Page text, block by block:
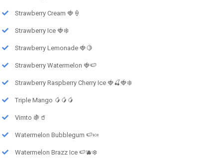
Strawberry Cream 🍓🍦
Strawberry Ice 🍓❄️
Strawberry Lemonade 🍓🍋
Strawberry Watermelon 🍓🍉
Strawberry Raspberry Cherry Ice 🍓🍒🍓❄️
Triple Mango 🥭🥭🥭
Vimto 🍇🥤
Watermelon Bubblegum 🍉🍬
Watermelon Brazz Ice 🍉🫐❄️